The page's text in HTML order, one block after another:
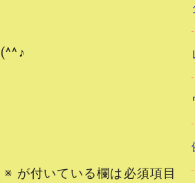
※ が付いている欄は必須項目